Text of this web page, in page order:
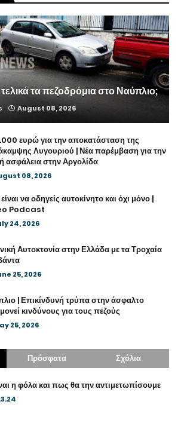
τελικά τα πεζοδρόμια στο Ναύπλιο;
August 08, 2026
ευρώ για την αποκατάσταση της
Λυγουριού | Νέα παρέμβαση για την
ασφάλεια στην Αργολίδα
08, 2026
να οδηγείς αυτοκίνητο και όχι μόνο |
Podcast
24, 2026
Αυτοκτονία στην Ελλάδα με τα Τροχαία
25, 2026
| Επικίνδυνή τρύπα στην άσφαλτο
κινδύνους για τους πεζούς
25, 2026
Πρόσφατα Σχόλια
η φόλα και πως θα την αντιμετωπίσουμε